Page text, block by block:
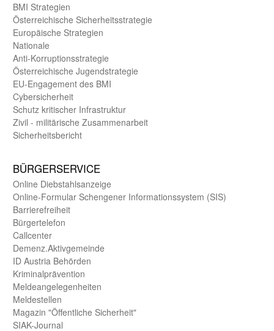
BMI Strategien
Öster­reichische Sicherheits­strategie
Europäische Strategien
Nationale
Anti-Korruptions­strategie
Öster­reichische Jugend­strategie
EU-Engagement des BMI
Cybersicherheit
Schutz kritischer Infra­struktur
Zivil - militärische Zusammen­arbeit
Sicherheits­bericht
BÜRGER­SERVICE
Online Diebstahls­anzeige
Online-Formular Schengener Informationssystem (SIS)
Barriere­freiheit
Bürger­telefon
Call­center
Demenz.Aktiv­gemeinde
ID Austria Behörden
Kriminal­prävention
Melde­an­ge­le­gen­heiten
Meld­estellen
Magazin "Öffentliche Sicherheit"
SIAK-Journal